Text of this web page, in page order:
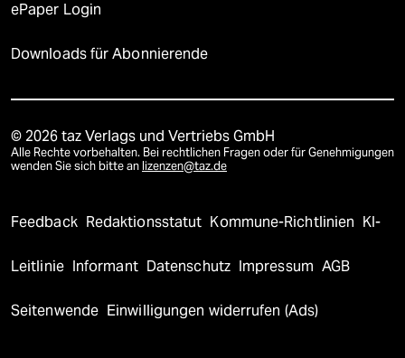
ePaper Login
Downloads für Abonnierende
© 2026 taz Verlags und Vertriebs GmbH
Alle Rechte vorbehalten. Bei rechtlichen Fragen oder für Genehmigungen
wenden Sie sich bitte an lizenzen@taz.de
Feedback Redaktionsstatut Kommune-Richtlinien KI-
Leitlinie Informant Datenschutz Impressum AGB
Seitenwende Einwilligungen widerrufen (Ads)